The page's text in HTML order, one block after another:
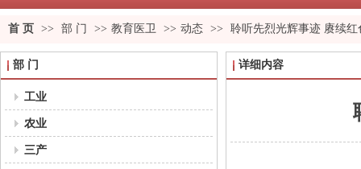
首 页 >> 部 门 >> 教育医卫 >> 动态 >> 聆听先烈光辉事迹 赓续红
部 门
工业
农业
三产
详细内容